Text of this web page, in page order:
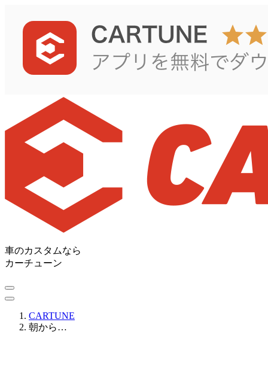
車のカスタムなら
カーチューン
CARTUNE
朝から…